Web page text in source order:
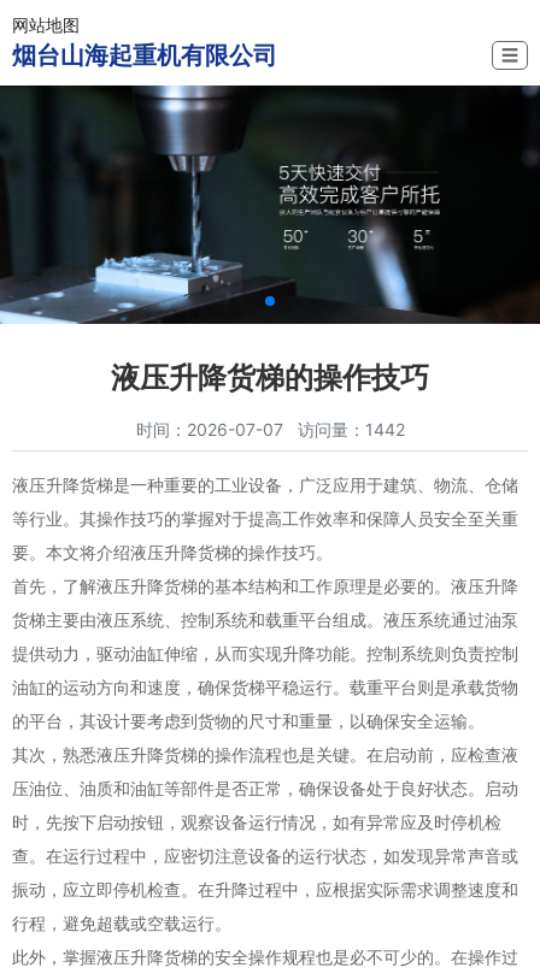
网站地图
烟台山海起重机有限公司 ☰
液压升降货梯的操作技巧
时间：2026-07-07 访问量：1442
液压升降货梯是一种重要的工业设备，广泛应用于建筑、物流、仓储
等行业。其操作技巧的掌握对于提高工作效率和保障人员安全至关重
要。本文将介绍液压升降货梯的操作技巧。
首先，了解液压升降货梯的基本结构和工作原理是必要的。液压升降
货梯主要由液压系统、控制系统和载重平台组成。液压系统通过油泵
提供动力，驱动油缸伸缩，从而实现升降功能。控制系统则负责控制
油缸的运动方向和速度，确保货梯平稳运行。载重平台则是承载货物
的平台，其设计要考虑到货物的尺寸和重量，以确保安全运输。
其次，熟悉液压升降货梯的操作流程也是关键。在启动前，应检查液
压油位、油质和油缸等部件是否正常，确保设备处于良好状态。启动
时，先按下启动按钮，观察设备运行情况，如有异常应及时停机检
查。在运行过程中，应密切注意设备的运行状态，如发现异常声音或
振动，应立即停机检查。在升降过程中，应根据实际需求调整速度和
行程，避免超载或空载运行。
此外，掌握液压升降货梯的安全操作规程也是必不可少的。在操作过